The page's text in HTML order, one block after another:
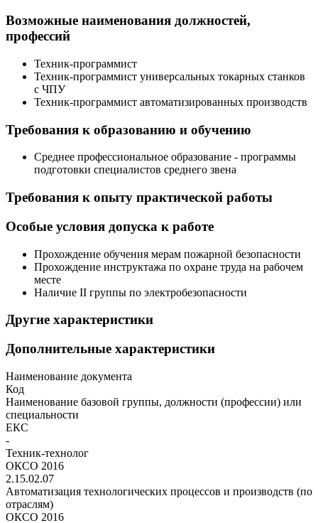
Возможные наименования должностей,
профессий
Техник-программист
Техник-программист универсальных токарных станков
с ЧПУ
Техник-программист автоматизированных производств
Требования к образованию и обучению
Среднее профессиональное образование - программы
подготовки специалистов среднего звена
Требования к опыту практической работы
Особые условия допуска к работе
Прохождение обучения мерам пожарной безопасности
Прохождение инструктажа по охране труда на рабочем
месте
Наличие II группы по электробезопасности
Другие характеристики
Дополнительные характеристики
Наименование документа
Код
Наименование базовой группы, должности (профессии) или
специальности
ЕКС
-
Техник-технолог
ОКСО 2016
2.15.02.07
Автоматизация технологических процессов и производств (по
отраслям)
ОКСО 2016